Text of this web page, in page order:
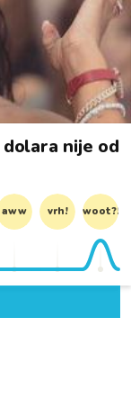
nije od
aww vrh! woot?!